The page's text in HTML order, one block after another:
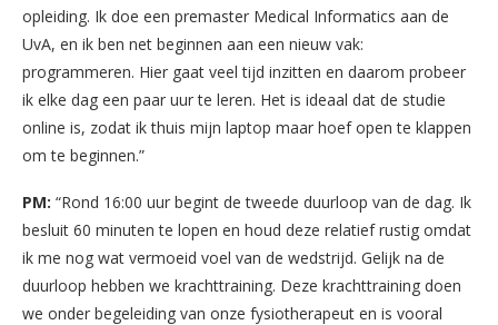
opleiding. Ik doe een premaster Medical Informatics aan de
UvA, en ik ben net beginnen aan een nieuw vak:
programmeren. Hier gaat veel tijd inzitten en daarom probeer
ik elke dag een paar uur te leren. Het is ideaal dat de studie
online is, zodat ik thuis mijn laptop maar hoef open te klappen
om te beginnen.”
PM: “Rond 16:00 uur begint de tweede duurloop van de dag. Ik
besluit 60 minuten te lopen en houd deze relatief rustig omdat
ik me nog wat vermoeid voel van de wedstrijd. Gelijk na de
duurloop hebben we krachttraining. Deze krachttraining doen
we onder begeleiding van onze fysiotherapeut en is vooral